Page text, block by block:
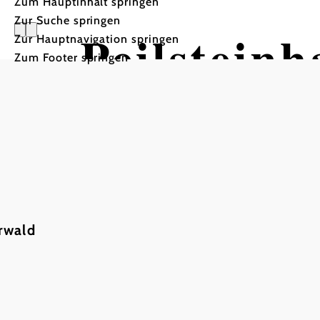
Zur Suche springen
Zur Hauptnavigation springen
Zum Footer springen